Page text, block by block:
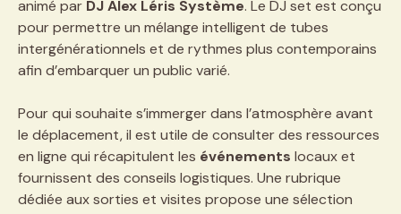
animé par DJ Alex Léris Système. Le DJ set est conçu
pour permettre un mélange intelligent de tubes
intergénérationnels et de rythmes plus contemporains
afin d’embarquer un public varié.
Pour qui souhaite s’immerger dans l’atmosphère avant
le déplacement, il est utile de consulter des ressources
en ligne qui récapitulent les événements locaux et
fournissent des conseils logistiques. Une rubrique
dédiée aux sorties et visites propose une sélection